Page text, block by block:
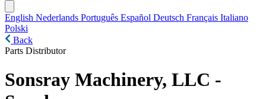
English Nederlands Português Español Deutsch Français Italiano
Polski
Back
Parts Distributor
Sonsray Machinery, LLC -